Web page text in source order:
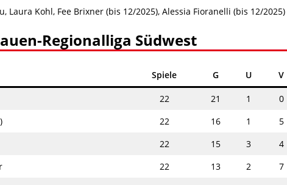
Laura Kohl, Fee Brixner (bis 12/2025), Alessia Fioranelli (bis 12/2025)
Regionalliga Südwest
Spiele G U V
22 21 1 0
22 16 1 5
22 15 3 4
22 13 2 7